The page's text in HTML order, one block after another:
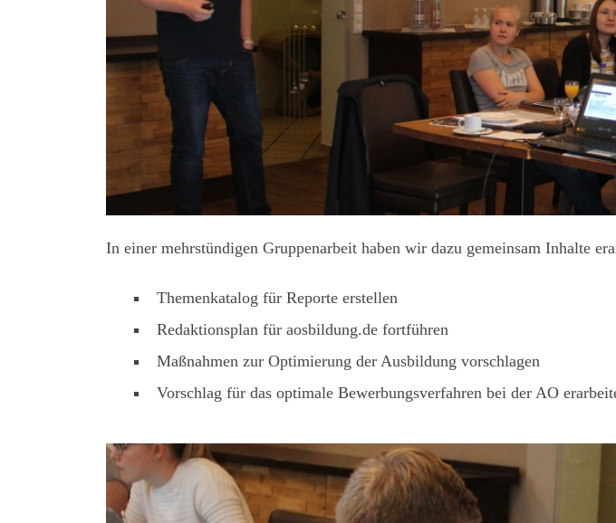
In einer mehrstündigen Gruppenarbeit haben wir dazu gemeinsam Inhalte
Themenkatalog für Reporte erstellen
Redaktionsplan für aosbildung.de fortführen
Maßnahmen zur Optimierung der Ausbildung vorschlagen
Vorschlag für das optimale Bewerbungsverfahren bei der AO